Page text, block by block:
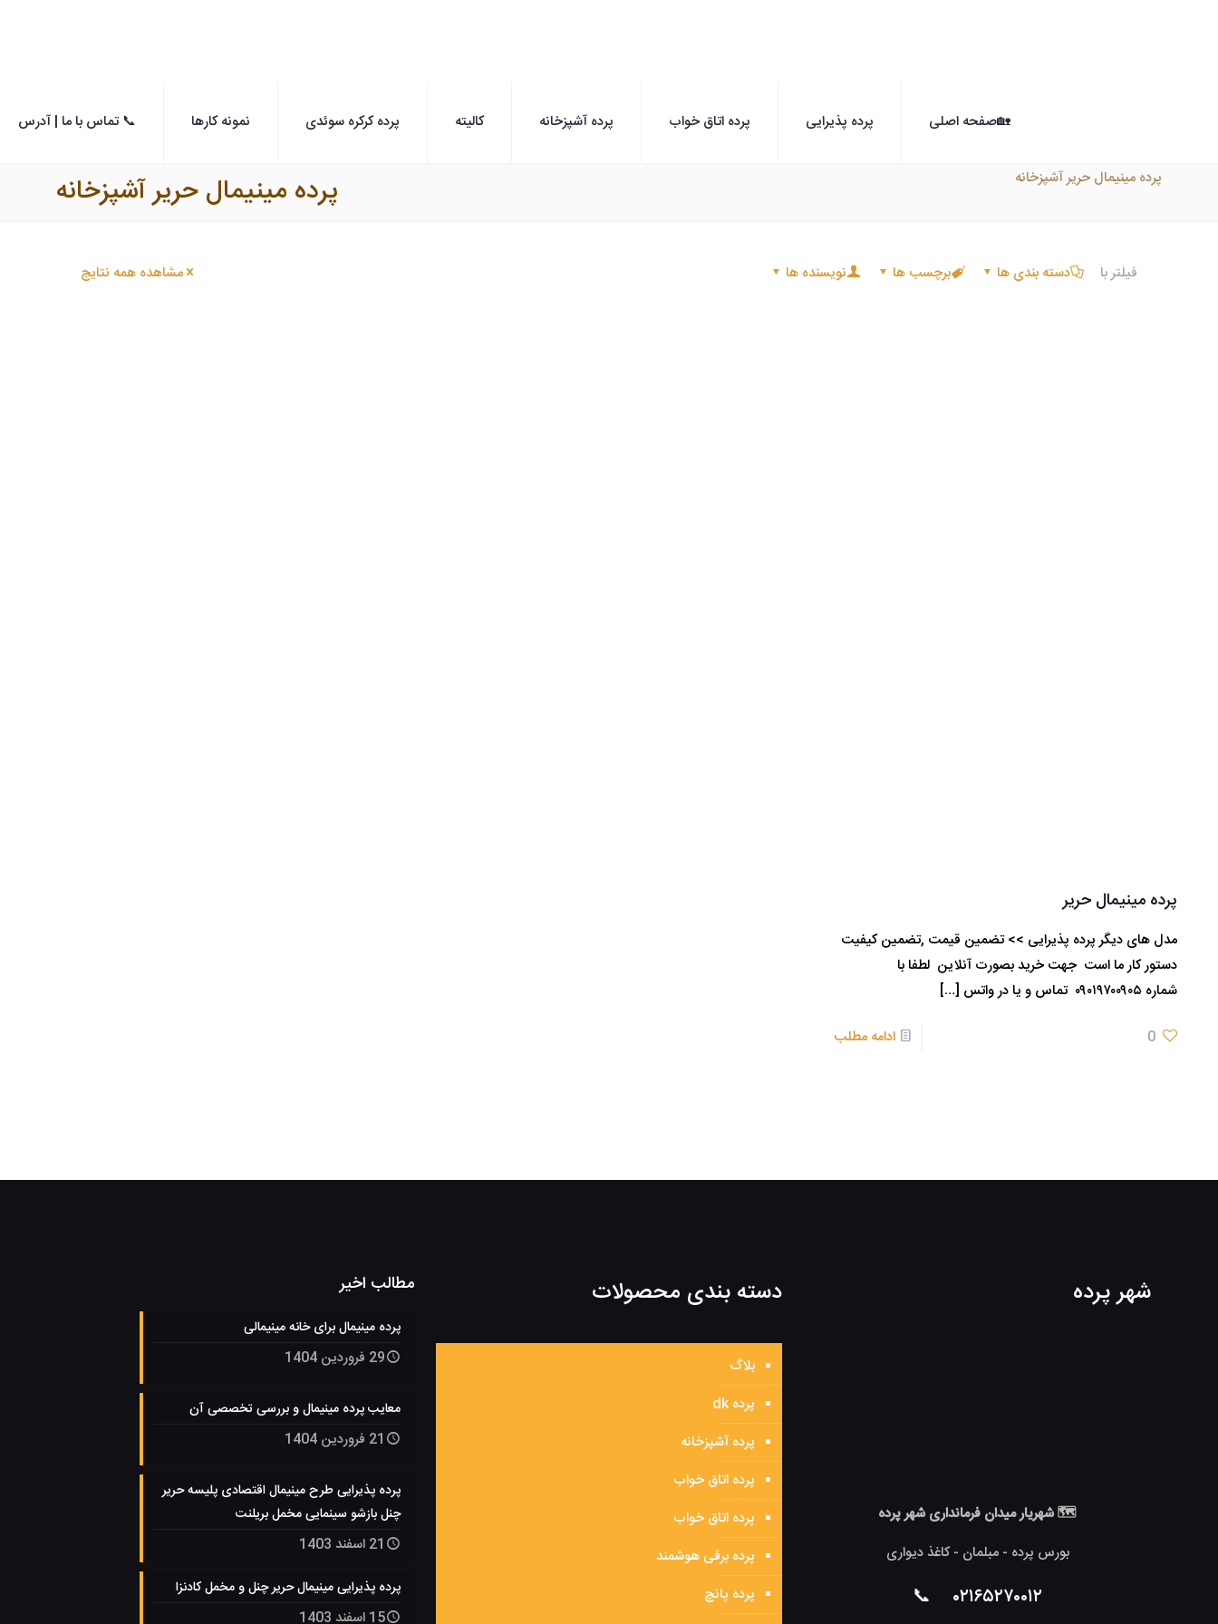
🏡صفحه اصلی پرده پذیرایی پرده اتاق خواب پرده آشپزخانه کالیته پرده کرکره سوئدی نمونه کارها 📞 تماس با ما | آدرس
پرده مینیمال حریر آشپزخانه پرده مینیمال حریر آشپزخانه
فیلتر با دسته بندی ها برچسب ها نویسنده ها مشاهده همه نتایج
پرده مینیمال حریر
مدل های دیگر پرده پذیرایی >> تضمین قیمت ,تضمین کیفیت
دستور کار ما است جهت خرید بصورت آنلاین لطفا با
شماره ۰۹۰۱۹۷۰۰۹۰۵ تماس و یا در واتس
[…]
0 ادامه مطلب
شهر پرده
🗺 شهریار میدان فرمانداری شهر پرده
بورس پرده - مبلمان - کاغذ دیواری
۰۲۱۶۵۲۷۰۰۱۲ 📞
دسته بندی محصولات
بلاگ
پرده dk
پرده آشپزخانه
پرده اتاق خواب
پرده اتاق خواب
پرده برقی هوشمند
پرده پانچ
مطالب اخیر
پرده مینیمال برای خانه مینیمالی
29 فروردین 1404
معایب پرده مینیمال و بررسی تخصصی آن
21 فروردین 1404
پرده پذیرایی طرح مینیمال اقتصادی پلیسه حریر
چنل بازشو سینمایی مخمل بریلنت
21 اسفند 1403
پرده پذیرایی مینیمال حریر چنل و مخمل کادنزا
15 اسفند 1403